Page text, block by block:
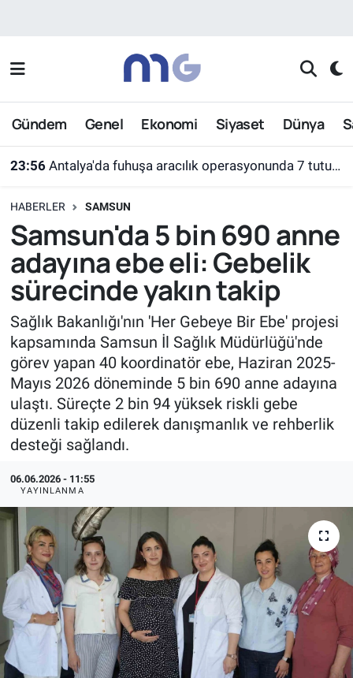
Gündem Genel Ekonomi Siyaset Dünya
23:56 Antalya'da fuhuşa aracılık operasyonunda 7 tutuklama
HABERLER SAMSUN
Samsun'da 5 bin 690 anne
adayına ebe eli: Gebelik
sürecinde yakın takip
Sağlık Bakanlığı'nın 'Her Gebeye Bir Ebe' projesi
kapsamında Samsun İl Sağlık Müdürlüğü'nde
görev yapan 40 koordinatör ebe, Haziran 2025-
Mayıs 2026 döneminde 5 bin 690 anne adayına
ulaştı. Süreçte 2 bin 94 yüksek riskli gebe
düzenli takip edilerek danışmanlık ve rehberlik
desteği sağlandı.
06.06.2026 - 11:55
YAYINLANMA
Nöbetçi Eczaneler
Hava Durumu
Süper Lig Puan Durumu ve Fikstür
Tüm Manşetler
Son Dakika Haberleri
Haber Arşivi